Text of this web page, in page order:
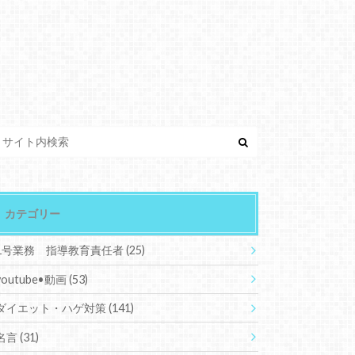
カテゴリー
号業務 指導教育責任者(25)
動画(53)
イエット・ハゲ対策(141)
言(31)